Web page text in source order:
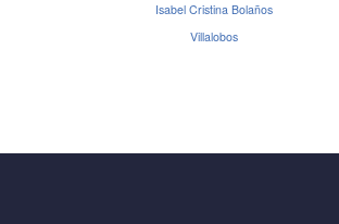
Isabel Cristina Bolaños
Villalobos